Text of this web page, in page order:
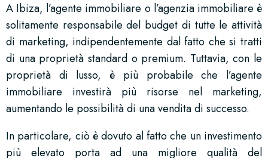
A Ibiza, l’agente immobiliare o l’agenzia immobiliare è
solitamente responsabile del budget di tutte le attività
di marketing, indipendentemente dal fatto che si tratti
di una proprietà standard o premium. Tuttavia, con le
proprietà di lusso, è più probabile che l’agente
immobiliare investirà più risorse nel marketing,
aumentando le possibilità di una vendita di successo.
In particolare, ciò è dovuto al fatto che un investimento
più elevato porta ad una migliore qualità del